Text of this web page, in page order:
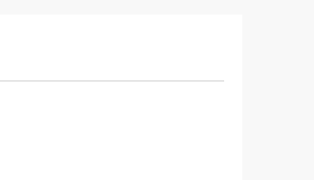
vefatının 21. seneyi devriyesi